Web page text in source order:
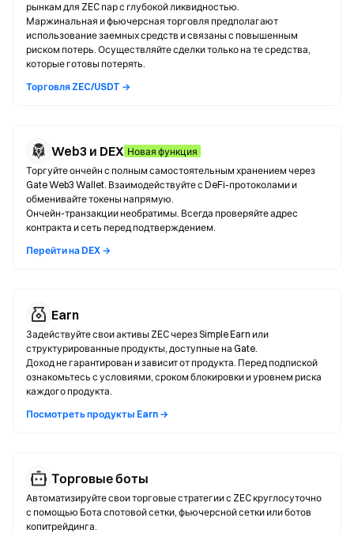
рынкам для ZEC пар с глубокой ликвидностью.
Маржинальная и фьючерсная торговля предполагают
использование заемных средств и связаны с повышенным
риском потерь. Осуществляйте сделки только на те средства,
которые готовы потерять.
Торговля ZEC/USDT →
Web3 и DEX Новая функция
Торгуйте ончейн с полным самостоятельным хранением через
Gate Web3 Wallet. Взаимодействуйте с DeFi-протоколами и
обменивайте токены напрямую.
Ончейн-транзакции необратимы. Всегда проверяйте адрес
контракта и сеть перед подтверждением.
Перейти на DEX →
Earn
Задействуйте свои активы ZEC через Simple Earn или
структурированные продукты, доступные на Gate.
Доход не гарантирован и зависит от продукта. Перед подпиской
ознакомьтесь с условиями, сроком блокировки и уровнем риска
каждого продукта.
Посмотреть продукты Earn →
Торговые боты
Автоматизируйте свои торговые стратегии с ZEC круглосуточно
с помощью Бота спотовой сетки, фьючерсной сетки или ботов
копитрейдинга.